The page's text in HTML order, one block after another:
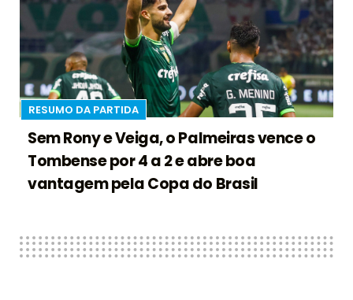
RESUMO DA PARTIDA
Sem Rony e Veiga, o Palmeiras vence o
Tombense por 4 a 2 e abre boa
vantagem pela Copa do Brasil